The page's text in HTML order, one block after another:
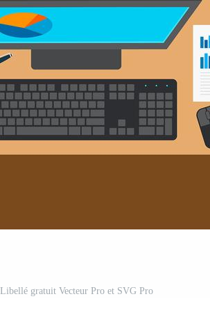
Libellé gratuit Vecteur Pro et SVG Pro